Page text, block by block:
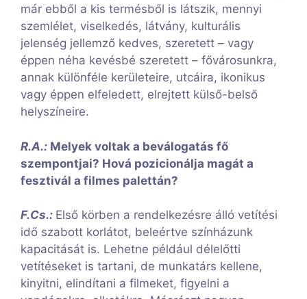
már ebből a kis termésből is látszik, mennyi
szemlélet, viselkedés, látvány, kulturális
jelenség jellemző kedves, szeretett – vagy
éppen néha kevésbé szeretett – fővárosunkra,
annak különféle kerületeire, utcáira, ikonikus
vagy éppen elfeledett, elrejtett külső-belső
helyszíneire.
R.A.: Melyek voltak a beválogatás fő
szempontjai? Hová pozicionálja magát a
fesztivál a filmes palettán?
F.Cs.: Első körben a rendelkezésre álló vetítési
idő szabott korlátot, beleértve színházunk
kapacitását is. Lehetne például délelőtti
vetítéseket is tartani, de munkatárs kellene,
kinyitni, elindítani a filmeket, figyelni a